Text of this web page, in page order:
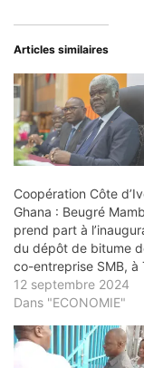
Articles similaires
Coopération Côte
Ghana : Beugré
prend part à
du dépôt de bitume
co-entreprise SMB, à
12 septembre 2024
Dans "ECONOMIE"